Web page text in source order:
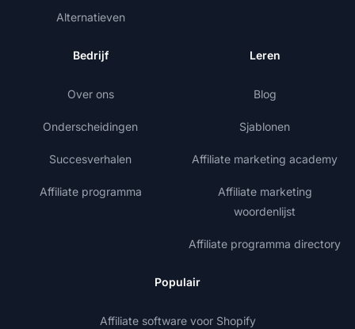
Alternatieven
Bedrijf
Over ons
Onderscheidingen
Succesverhalen
Affiliate programma
Leren
Blog
Sjablonen
Affiliate marketing academy
Affiliate marketing
woordenlijst
Affiliate programma directory
Populair
Affiliate software voor Shopify